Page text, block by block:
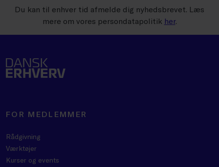
Du kan til enhver tid afmelde dig nyhedsbrevet. Læs
mere om vores persondatapolitik her.
FOR MEDLEMMER
Rådgivning
Værktøjer
Kurser og events